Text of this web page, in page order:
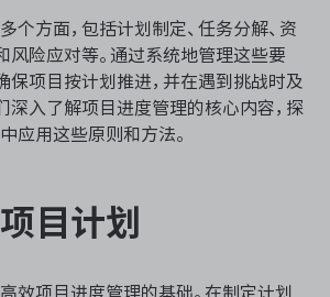
个方面，包括计划制定、任务分解、资
风险应对等。通过系统地管理这些要
保项目按计划推进，并在遇到挑战时及
深入了解项目进度管理的核心内容，探
应用这些原则和方法。
目计划
效项目进度管理的基础。在制定计划